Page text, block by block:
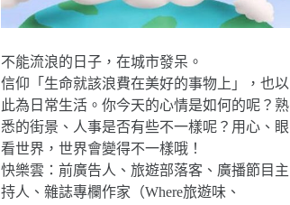
不能流浪的日子，在城市發呆。
信仰「生命就該浪費在美好的事物上」，也以
此為日常生活。你今天的心情是如何的呢？熟
悉的街景、人事是否有些不一樣呢？用心、眼
看世界，世界會變得不一樣哦！
快樂雲：前廣告人、旅遊部落客、廣播節目主
持人、雜誌專欄作家（Where旅遊味、